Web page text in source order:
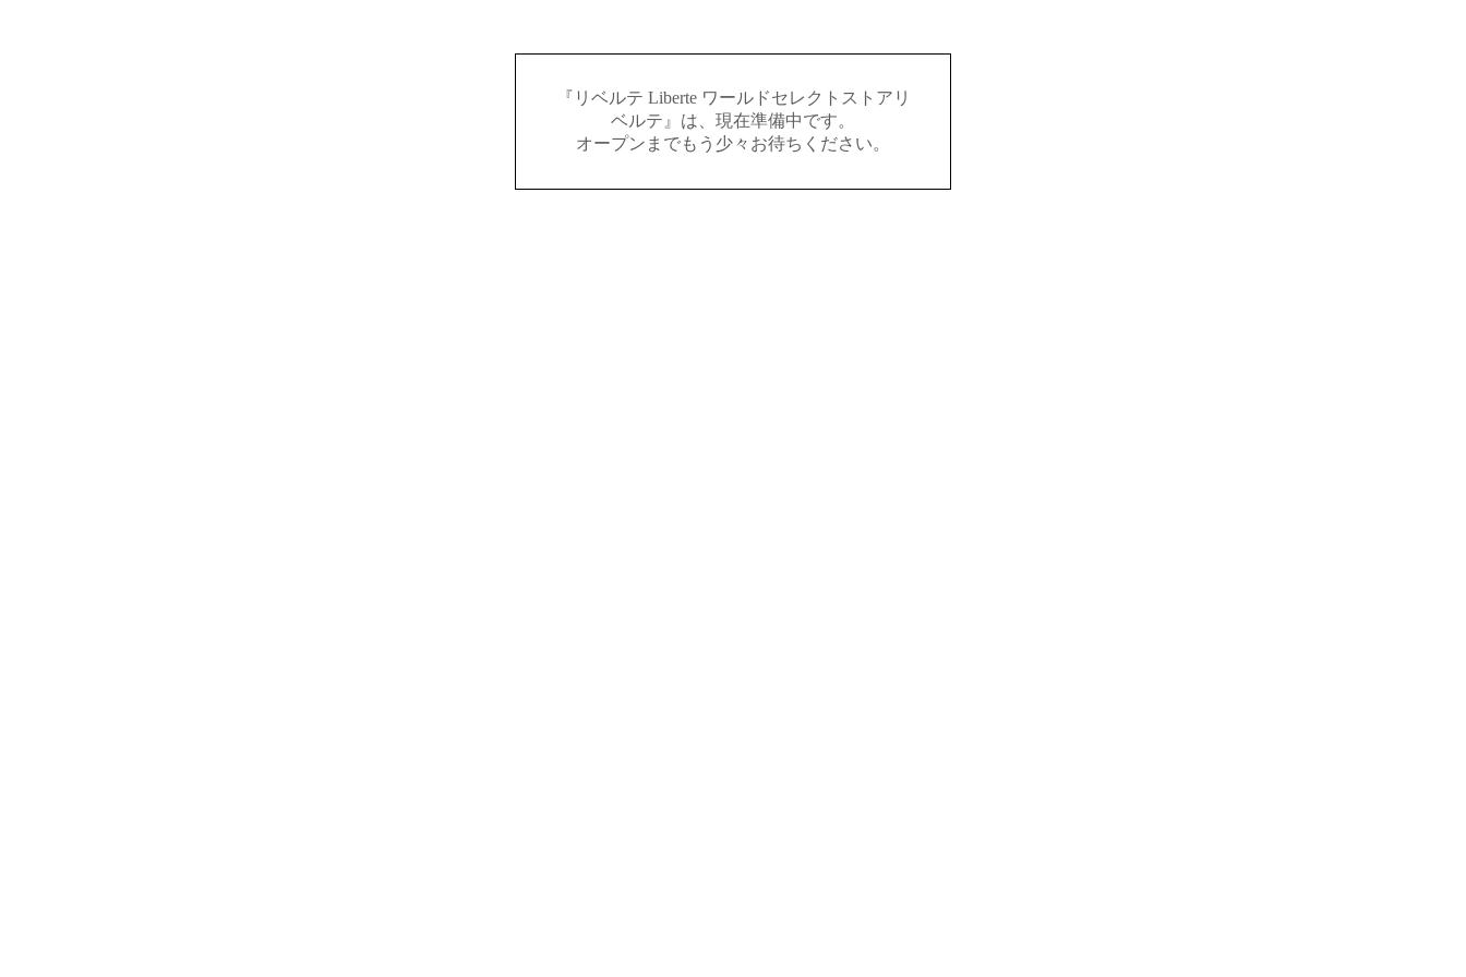
『リベルテ Liberte ワールドセレクトストアリ
ベルテ』は、現在準備中です。
オープンまでもう少々お待ちください。